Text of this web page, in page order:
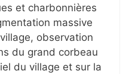
et charbonnières
massive
observation
du grand corbeau
du village et sur la